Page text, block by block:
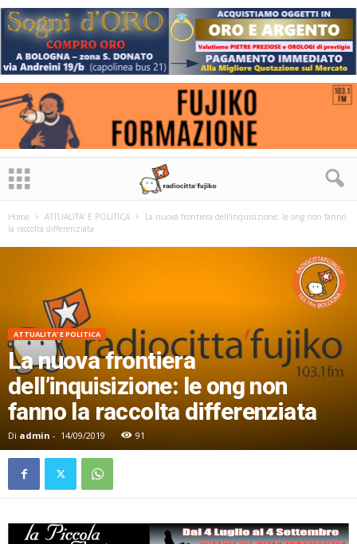
Home ATTUALITA' E POLITICA
La nuova frontiera dell’inquisizione: le ong non fanno
la raccolta differenziata
ATTUALITA' E POLITICA
La nuova frontiera
dell’inquisizione: le ong non
fanno la raccolta differenziata
Di admin - 14/09/2019 91